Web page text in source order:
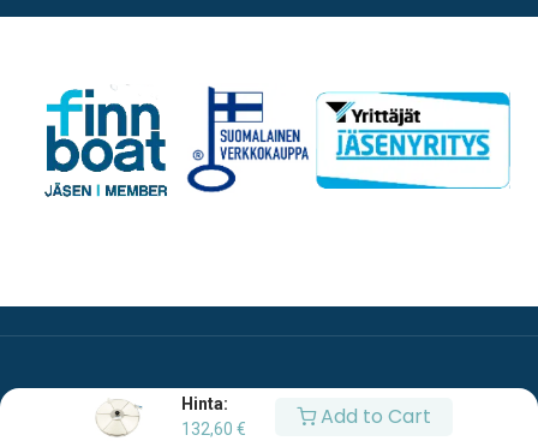
Hinta:
132,60 € Add to Cart